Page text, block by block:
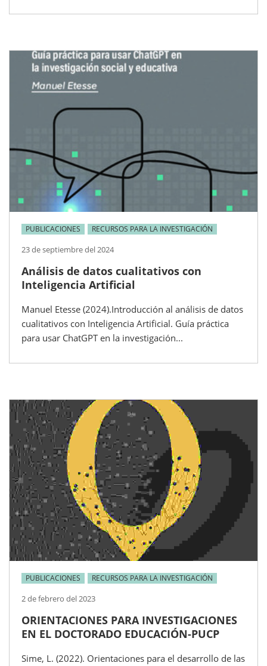
PUBLICACIONES RECURSOS PARA LA INVESTIGACIÓN
23 de septiembre del 2024
Análisis de datos cualitativos con
Inteligencia Artificial
Manuel Etesse (2024).Introducción al análisis de datos
cualitativos con Inteligencia Artificial. Guía práctica
para usar ChatGPT en la investigación...
PUBLICACIONES RECURSOS PARA LA INVESTIGACIÓN
2 de febrero del 2023
ORIENTACIONES PARA INVESTIGACIONES
EN EL DOCTORADO EDUCACIÓN-PUCP
Sime, L. (2022). Orientaciones para el desarrollo de las